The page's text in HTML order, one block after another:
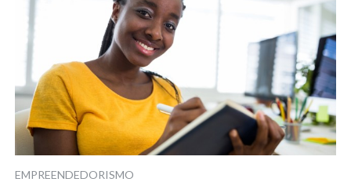
EMPREENDEDORISMO